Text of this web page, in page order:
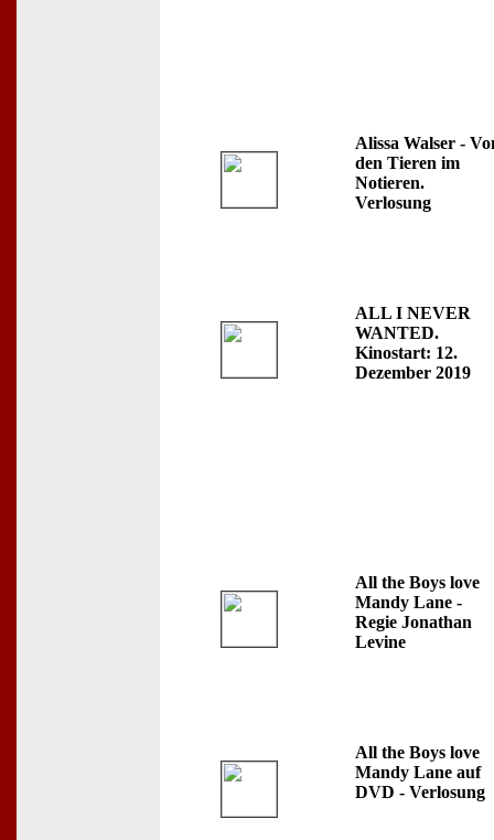
Alissa Walser -
den Tieren im
Notieren.
Verlosung
ALL I NEVER
WANTED.
Kinostart: 12.
Dezember 2019
All the Boys love
Mandy Lane -
Regie Jonathan
Levine
All the Boys love
Mandy Lane auf
DVD - Verlosung